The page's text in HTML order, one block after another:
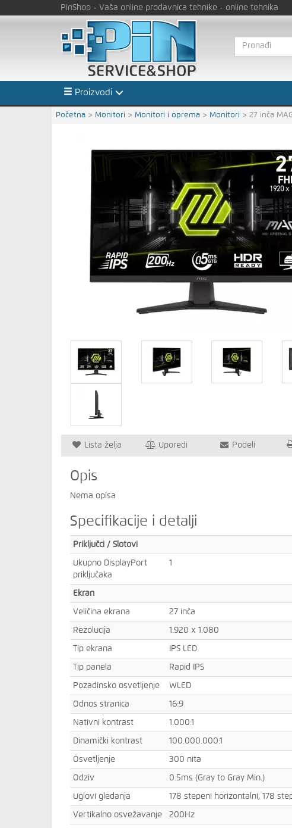
PinShop - Vaša online prodavnica tehnike - online tehnika
Proizvodi
Početna > Monitori > Monitori i oprema > Monitori >27 inča
Lista želja Uporedi Podeli
Opis
Nema opisa
Specifikacije i detalji
Priključci / Slotovi
Ukupno DisplayPort
priključaka
1
Ekran
Veličina ekrana 27 inča
Rezolucija 1.920 x 1.080
Tip ekrana IPS LED
Tip panela Rapid IPS
Pozadinsko osvetljenje WLED
Odnos stranica 16:9
Nativni kontrast 1.000:1
Dinamički kontrast 100.000.000:1
Osvetljenje 300 nita
Odziv 0.5ms (Gray to Gray Min.)
Uglovi gledanja 178 stepeni horizontalni, 178
Vertikalno osvežavanje 200Hz